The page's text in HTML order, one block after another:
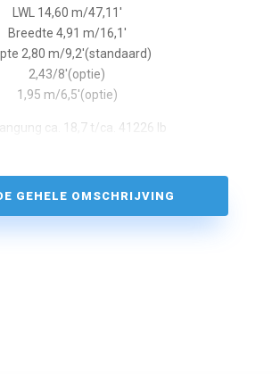
LWL 14,60 m/47,11′
Breedte 4,91 m/16,1′
2,80 m/9,2′(standaard)
2,43/8′(optie)
1,95 m/6,5′(optie)
ca. 18,7 t/ca. 41226 lb
/ motor 80.9 kw/110ps
Dieseltank ca 395 lt
GEHELE OMSCHRIJVING